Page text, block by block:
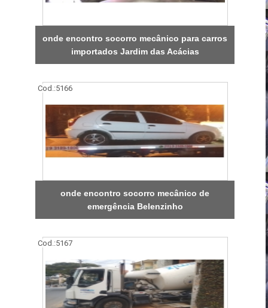
onde encontro socorro mecânico para carros
importados Jardim das Acácias
Cod.:5166
onde encontro socorro mecânico de
emergência Belenzinho
Cod.:5167